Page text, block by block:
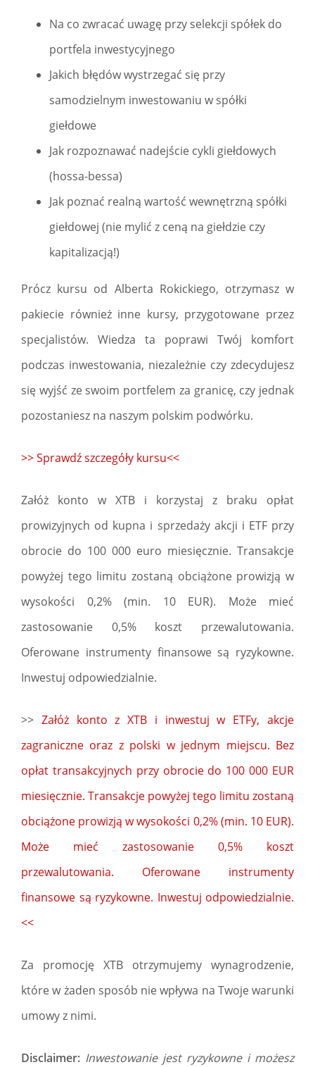
Na co zwracać uwagę przy selekcji spółek do
portfela inwestycyjnego
Jakich błędów wystrzegać się przy
samodzielnym inwestowaniu w spółki
giełdowe
Jak rozpoznawać nadejście cykli giełdowych
(hossa-bessa)
Jak poznać realną wartość wewnętrzną spółki
giełdowej (nie mylić z ceną na giełdzie czy
kapitalizacją!)
Prócz kursu od Alberta Rokickiego, otrzymasz w
pakiecie również inne kursy, przygotowane przez
specjalistów. Wiedza ta poprawi Twój komfort
podczas inwestowania, niezależnie czy zdecydujesz
się wyjść ze swoim portfelem za granicę, czy jednak
pozostaniesz na naszym polskim podwórku.
>> Sprawdź szczegóły kursu<<
Załóż konto w XTB i korzystaj z braku opłat
prowizyjnych od kupna i sprzedaży akcji i ETF przy
obrocie do 100 000 euro miesięcznie. Transakcje
powyżej tego limitu zostaną obciążone prowizją w
wysokości 0,2% (min. 10 EUR). Może mieć
zastosowanie 0,5% koszt przewalutowania.
Oferowane instrumenty finansowe są ryzykowne.
Inwestuj odpowiedzialnie.
>> Załóż konto z XTB i inwestuj w ETFy, akcje
zagraniczne oraz z polski w jednym miejscu. Bez
opłat transakcyjnych przy obrocie do 100 000 EUR
miesięcznie. Transakcje powyżej tego limitu zostaną
obciążone prowizją w wysokości 0,2% (min. 10 EUR).
Może mieć zastosowanie 0,5% koszt
przewalutowania. Oferowane instrumenty
finansowe są ryzykowne. Inwestuj odpowiedzialnie.
<<
Za promocję XTB otrzymujemy wynagrodzenie,
które w żaden sposób nie wpływa na Twoje warunki
umowy z nimi.
Disclaimer: Inwestowanie jest ryzykowne i możesz